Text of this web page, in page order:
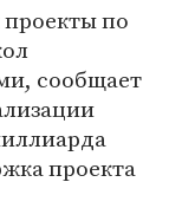
по
сообщает
проекта